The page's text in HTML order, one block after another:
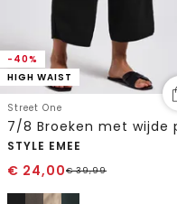
-40%
HIGH WAIST
Street One
STYLE EMEE
€ 24,00€39,99